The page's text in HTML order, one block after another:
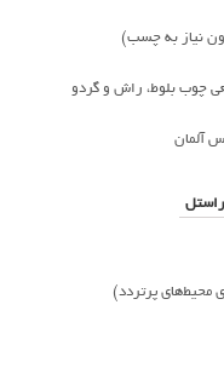
نیاز به چسب)
چوب بلوط، راش و گردو
آلمان
محیط‌های پرتردد)